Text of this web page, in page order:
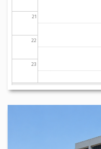
21
22
23